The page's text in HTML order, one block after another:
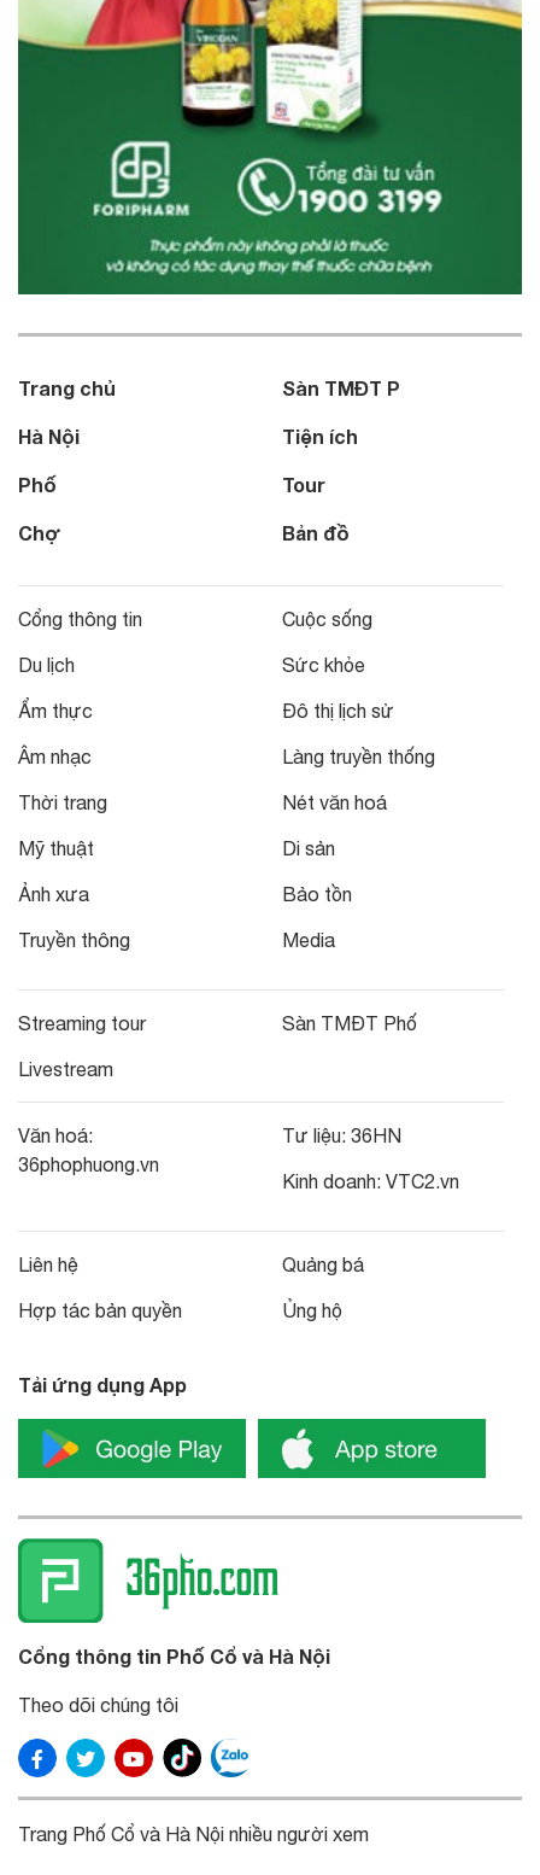
Trang chủ
Hà Nội
Phố
Chợ
Sàn TMĐT P
Tiện ích
Tour
Bản đồ
Cổng thông tin
Du lịch
Ẩm thực
Âm nhạc
Thời trang
Mỹ thuật
Ảnh xưa
Truyền thông
Cuộc sống
Sức khỏe
Đô thị lịch sử
Làng truyền thống
Nét văn hoá
Di sản
Bảo tồn
Media
Streaming tour
Livestream
Sàn TMĐT Phố
Văn hoá:
36phophuong.vn
Tư liệu: 36HN
Kinh doanh: VTC2.vn
Liên hệ
Hợp tác bản quyền
Quảng bá
Ủng hộ
Tải ứng dụng App
Cổng thông tin Phố Cổ và Hà Nội
Theo dõi chúng tôi
Trang Phố Cổ và Hà Nội nhiều người xem